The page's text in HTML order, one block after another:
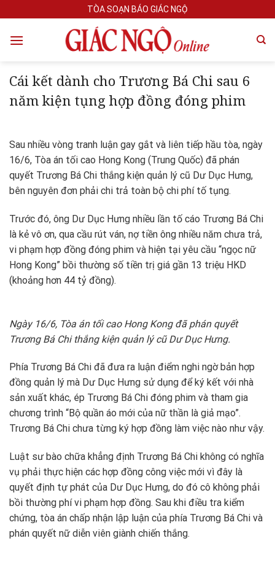
to
content
TÒA SOẠN BÁO GIÁC NGỘ
Cái kết dành cho Trương Bá Chi sau 6
năm kiện tụng hợp đồng đóng phim
Sau nhiều vòng tranh luận gay gắt và liên tiếp hầu tòa, ngày
16/6, Tòa án tối cao Hong Kong (Trung Quốc) đã phán
quyết Trương Bá Chi thắng kiện quản lý cũ Dư Dục Hưng,
bên nguyên đơn phải chi trả toàn bộ chi phí tố tụng.
Trước đó, ông Dư Dục Hưng nhiều lần tố cáo Trương Bá Chi
là kẻ vô ơn, qua cầu rút ván, nợ tiền ông nhiều năm chưa trả,
vi phạm hợp đồng đóng phim và hiện tại yêu cầu “ngọc nữ
Hong Kong” bồi thường số tiền trị giá gần 13 triệu HKD
(khoảng hơn 44 tỷ đồng).
Ngày 16/6, Tòa án tối cao Hong Kong đã phán quyết
Trương Bá Chi thắng kiện quản lý cũ Dư Dục Hưng.
Phía Trương Bá Chi đã đưa ra luận điểm nghi ngờ bản hợp
đồng quản lý mà Dư Dục Hưng sử dụng để ký kết với nhà
sản xuất khác, ép Trương Bá Chi đóng phim và tham gia
chương trình “Bộ quần áo mới của nữ thần là giả mạo”.
Trương Bá Chi chưa từng ký hợp đồng làm việc nào như vậy.
Luật sư bào chữa khẳng định Trương Bá Chi không có nghĩa
vụ phải thực hiện các hợp đồng công việc mới vì đây là
quyết định tự phát của Dư Dục Hưng, do đó cô không phải
bồi thường phí vi phạm hợp đồng. Sau khi điều tra kiểm
chứng, tòa án chấp nhận lập luận của phía Trương Bá Chi và
phán quyết nữ diễn viên giành chiến thắng.